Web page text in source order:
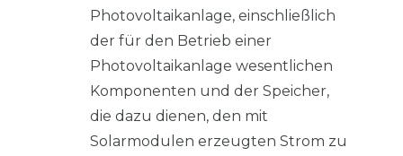
Photovoltaikanlage, einschließlich
der für den Betrieb einer
Photovoltaikanlage wesentlichen
Komponenten und der Speicher,
die dazu dienen, den mit
Solarmodulen erzeugten Strom zu